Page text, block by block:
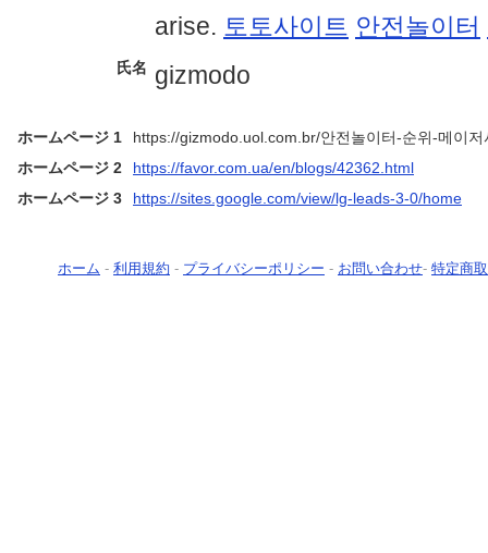
arise. 토토사이트 안전놀이터
氏名 gizmodo
ホームページ 1
https://gizmodo.uol.com.br/안전놀이터-순위-메이
ホームページ 2
https://favor.com.ua/en/blogs/42362.html
ホームページ 3
https://sites.google.com/view/lg-leads-3-0/home
ホーム - 利用規約 - プライバシーポリシー - お問い合わせ- 特定商